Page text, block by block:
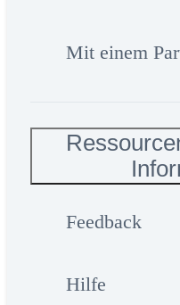
Mit einem
Feedback
Hilfe